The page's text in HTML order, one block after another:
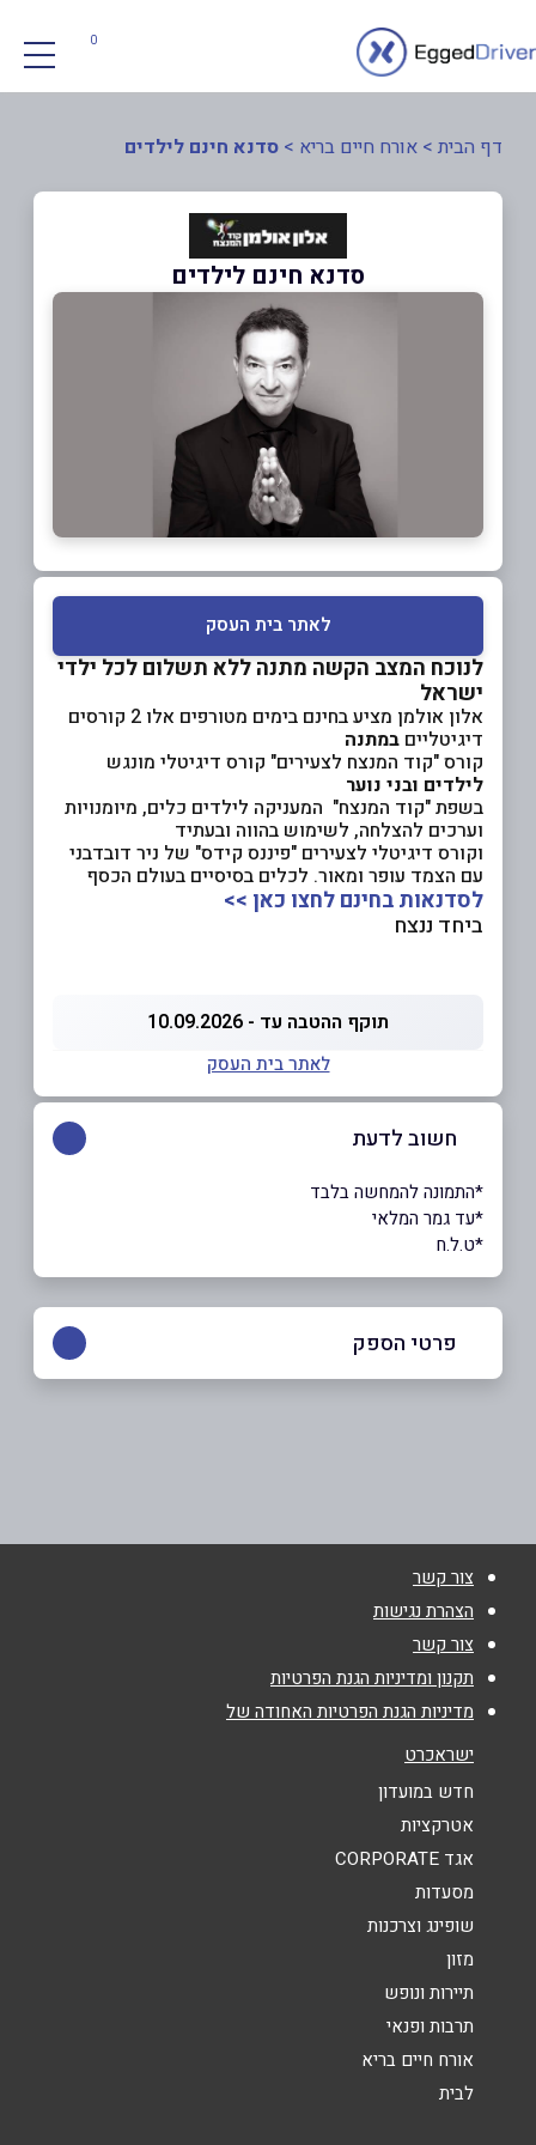
0
דף הבית > אורח חיים בריא > סדנא חינם לילדים
סדנא חינם לילדים
לאתר בית העסק
לנוכח המצב הקשה מתנה ללא תשלום לכל ילדי
ישראל
אלון אולמן מציע בחינם בימים מטורפים אלו 2 קורסים
דיגיטליים במתנה
קורס "קוד המנצח לצעירים" קורס דיגיטלי מונגש
לילדים ובני נוער
בשפת "קוד המנצח" המעניקה לילדים כלים, מיומנויות
וערכים להצלחה, לשימוש בהווה ובעתיד
וקורס דיגיטלי לצעירים "פיננס קידס" של ניר דובדבני
עם הצמד עופר ומאור. לכלים בסיסיים בעולם הכסף
לסדנאות בחינם לחצו כאן >>
ביחד ננצח
תוקף ההטבה עד - 10.09.2026
לאתר בית העסק
חשוב לדעת
*התמונה להמחשה בלבד
*עד גמר המלאי
*ט.ל.ח
פרטי הספק
טלפון *
אימייל*
נושא*
אנא חזרו אלי בקשר ל...
הודעה*
צור קשר
הצהרת נגישות
צור קשר
תקנון ומדיניות הגנת הפרטיות
מדיניות הגנת הפרטיות האחודה של
ישראכרט
חדש במועדון
אטרקציות
אגד CORPORATE
מסעדות
שופינג וצרכנות
מזון
תיירות ונופש
תרבות ופנאי
אורח חיים בריא
לבית